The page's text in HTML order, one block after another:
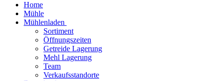
Home
Mühle
Mühlenladen
Sortiment
Öffnungszeiten
Getreide Lagerung
Mehl Lagerung
Team
Verkaufsstandorte